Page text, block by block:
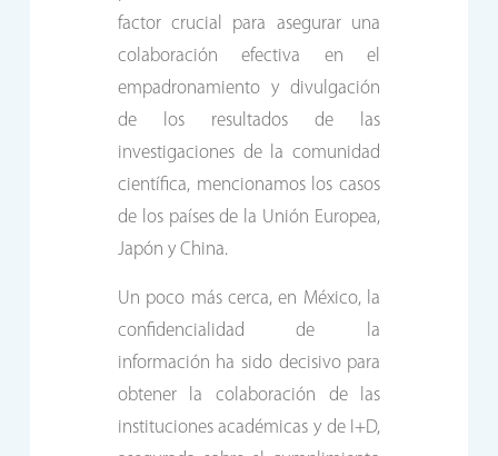
factor crucial para asegurar una
colaboración efectiva en el
empadronamiento y divulgación
de los resultados de las
investigaciones de la comunidad
científica, mencionamos los casos
de los países de la Unión Europea,
Japón y China.
Un poco más cerca, en México, la
confidencialidad de la
información ha sido decisivo para
obtener la colaboración de las
instituciones académicas y de I+D,